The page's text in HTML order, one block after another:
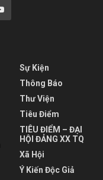
Sự Kiện
Thông Báo
Thư Viện
Tiêu Điểm
TIÊU ĐIỂM – ĐẠI
HỘI ĐẢNG XX TQ
Xã Hội
Ý Kiến Độc Giả